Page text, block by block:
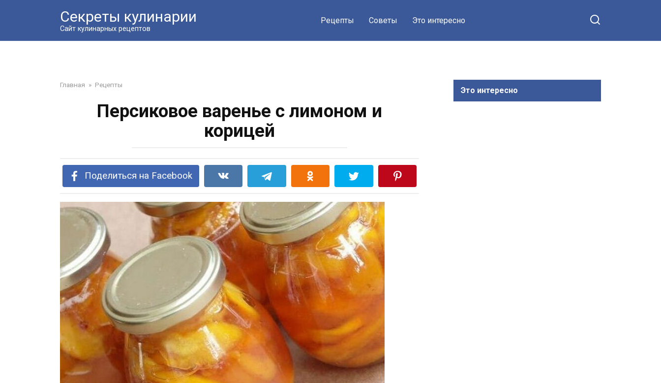
Секреты кулинарии
Сайт кулинарных рецептов
Рецепты Советы Это интересно
Главная » Рецепты
Персиковое варенье с лимоном и
корицей
Поделиться на Facebook
Это интересно